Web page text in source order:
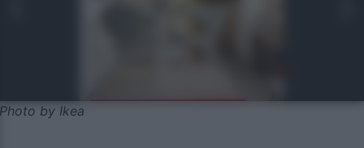
Photo by Ikea